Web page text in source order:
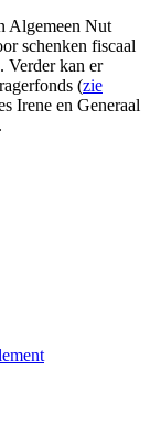
Algemeen Nut
schenken fiscaal
Verder kan er
(zie
Irene en Generaal